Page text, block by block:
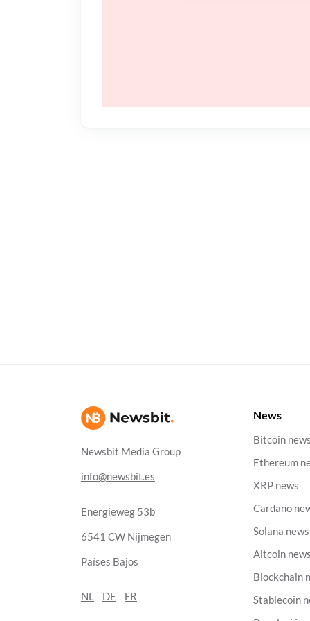
Newsbit Media Group
info@newsbit.es
Energieweg 53b
6541 CW Nijmegen
Países Bajos
NL DE FR
News
Bitcoin news
Ethereum
XRP news
Cardano
Solana news
Altcoin news
Blockchain
Stablecoin